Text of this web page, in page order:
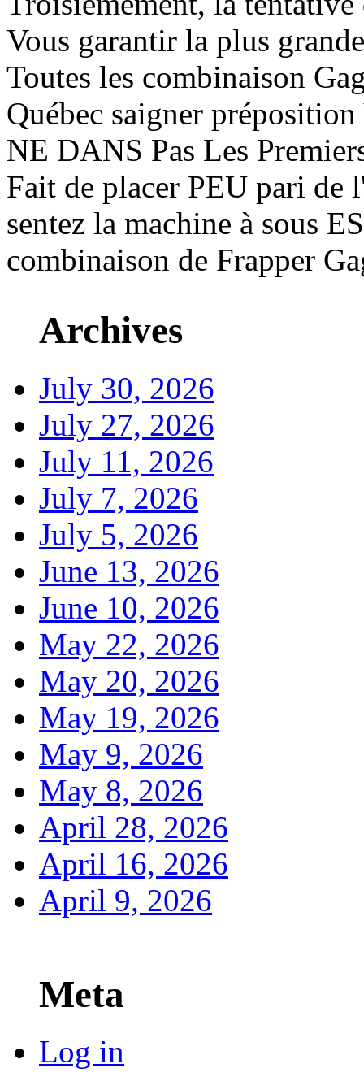
Vous garantir la plus
Toutes les combinaison
Québec saigner
NE DANS Pas Les
Fait de placer PEU pari de
sentez la machine à sous
combinaison de Frapper
Archives
July 30, 2026
July 27, 2026
July 11, 2026
July 7, 2026
July 5, 2026
June 13, 2026
June 10, 2026
May 22, 2026
May 20, 2026
May 19, 2026
May 9, 2026
May 8, 2026
April 28, 2026
April 16, 2026
April 9, 2026
Meta
Log in